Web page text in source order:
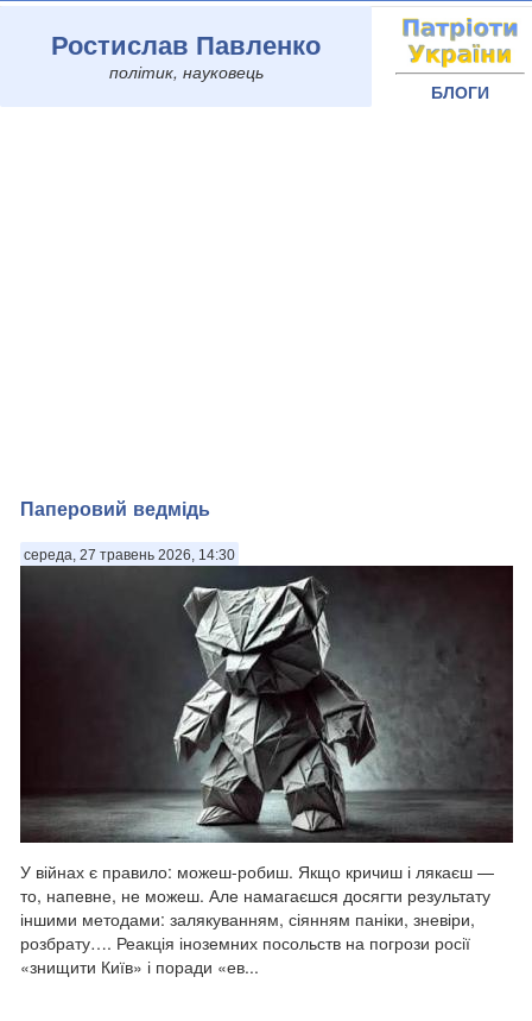
Ростислав Павленко
політик, науковець
БЛОГИ
Паперовий ведмідь
середа, 27 травень 2026, 14:30
У війнах є правило: можеш-робиш. Якщо кричиш і лякаєш —
то, напевне, не можеш. Але намагаєшся досягти результату
іншими методами: залякуванням, сіянням паніки, зневіри,
розбрату…. Реакція іноземних посольств на погрози росії
«знищити Київ» і поради «ев...